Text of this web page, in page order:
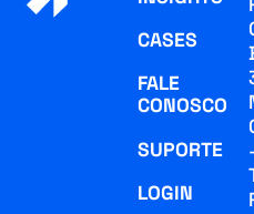
CASES
FALE
CONOSCO
SUPORTE
LOGIN